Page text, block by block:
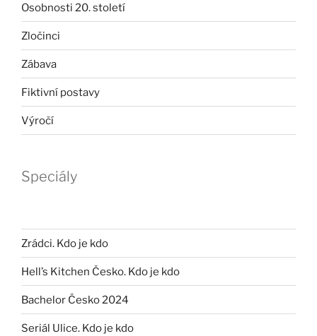
Osobnosti 20. století
Zločinci
Zábava
Fiktivní postavy
Výročí
Speciály
Zrádci. Kdo je kdo
Hell’s Kitchen Česko. Kdo je kdo
Bachelor Česko 2024
Seriál Ulice. Kdo je kdo